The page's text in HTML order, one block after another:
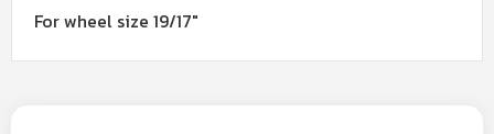
For wheel size 19/17″